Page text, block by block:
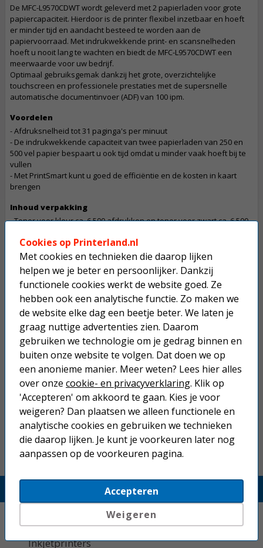
De MFC-L9570CDWT wordt geleverd met 2 papierladen voor grote
papiercapaciteit. Hierdoor is de printer flexibel inzetbaar en hoeft
er minder tijd en aandacht besteed te worden aan de
papiervoorraad. Met indrukwekkende print- en scansnelheden
hoeft u nooit lang te wachten en biedt de MFC-L9570CDWT een
meerwaarde voor uw bedrijf.
Optimaal gebruiksgemak dankzij het grote, overzichtelijke
touchscreen en professionele prestaties met de supersnelle
automatische documentinvoer (ADF) van 100 ipm.
Voordelen
- Afdruksnelheid tot 31 paginga's per minuut
- De indrukwekkende capaciteit van twee papierladen van 250 en
500 vel papier bespaart u ook tijd omdat u minder vaak hoeft bij te
vullen
- Met PrintSmart kunt u goed de efficiëntie en de kosten in kaart
brengen
Inhoud verpakking
- Toner voor kleur ca. 6.500 afdrukken en toner voor zwart ca. 6.500
- Installatie instructies
- Stroomkabel
Let op
De betaling van een bestelling die dit product bevat gaat in overleg
Dit product mag maximaal 1 keer besteld worden.
Op werkdagen voor 22:30 uur besteld, morgen in huis.
Superscherpe prijzen!
Niet goed geld terug.
Gratis verzending boven € 25,-
Betaal binnen 14 dagen na aankoop
Printerland.nl
Inkjetprinters
Cookies op Printerland.nl
Met cookies en technieken die daarop lijken
helpen we je beter en persoonlijker. Dankzij
functionele cookies werkt de website goed. Ze
hebben ook een analytische functie. Zo maken we
de website elke dag een beetje beter. We laten je
graag nuttige advertenties zien. Daarom
gebruiken we technologie om je gedrag binnen en
buiten onze website te volgen. Dat doen we op
een anonieme manier. Meer weten? Lees hier alles
over onze cookie- en privacyverklaring. Klik op
'Accepteren' om akkoord te gaan. Kies je voor
weigeren? Dan plaatsen we alleen functionele en
analytische cookies en gebruiken we technieken
die daarop lijken. Je kunt je voorkeuren later nog
aanpassen op de voorkeuren pagina.
Accepteren
Weigeren